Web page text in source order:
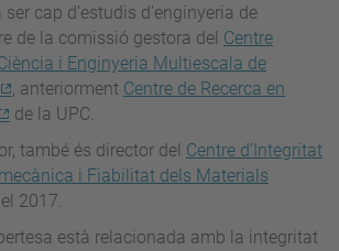
cap d’estudis d’enginyeria de
de la comissió gestora del Centre
i Enginyeria Multiescala de
, anteriorment Centre de Recerca en
de la UPC.
també és director del Centre d’Integritat
i Fiabilitat dels Materials
2017.
està relacionada amb la integritat